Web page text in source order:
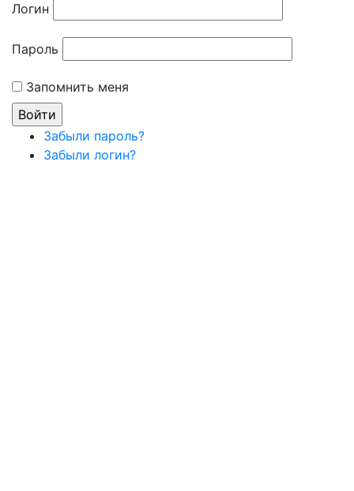
Логин
Пароль
Запомнить меня
Забыли пароль?
Забыли логин?